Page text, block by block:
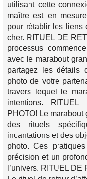
utilisant cette
maître est en
pour rétablir les liens
cher. RITUEL DE
processus
avec le marabout
partagez les détails
photo de votre
travers lequel le
intentions. RITUEL
PHOTO! Le marabout
des rituels
incantations et des
photo. Ces
précision et un
l’univers. RITUEL